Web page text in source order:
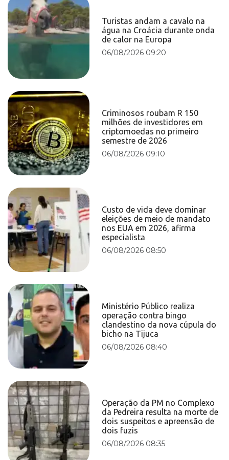
Turistas andam a cavalo na
água na Croácia durante onda
de calor na Europa
06/08/2026 09:20
Criminosos roubam R 150
milhões de investidores em
criptomoedas no primeiro
semestre de 2026
06/08/2026 09:10
Custo de vida deve dominar
eleições de meio de mandato
nos EUA em 2026, afirma
especialista
06/08/2026 08:50
Ministério Público realiza
operação contra bingo
clandestino da nova cúpula do
bicho na Tijuca
06/08/2026 08:40
Operação da PM no Complexo
da Pedreira resulta na morte de
dois suspeitos e apreensão de
dois fuzis
06/08/2026 08:35